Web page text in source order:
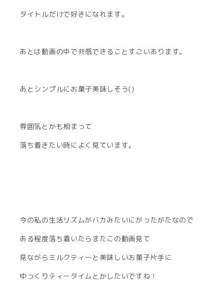
タイトルだけで好きになれます。
あとは動画の中で共感できることすごいあります。
あとシンプルにお菓子美味しそう()
雰囲気とかも相まって
落ち着きたい時によく見ています。
今の私の生活リズムがバカみたいにがったがたなので
ある程度落ち着いたらまたこの動画見て
見ながらミルクティーと美味しいお菓子片手に
ゆっくりティータイムとかしたいですね！